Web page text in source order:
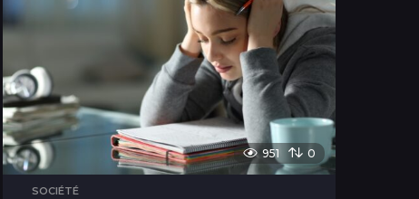
951 0
SOCIÉTÉ